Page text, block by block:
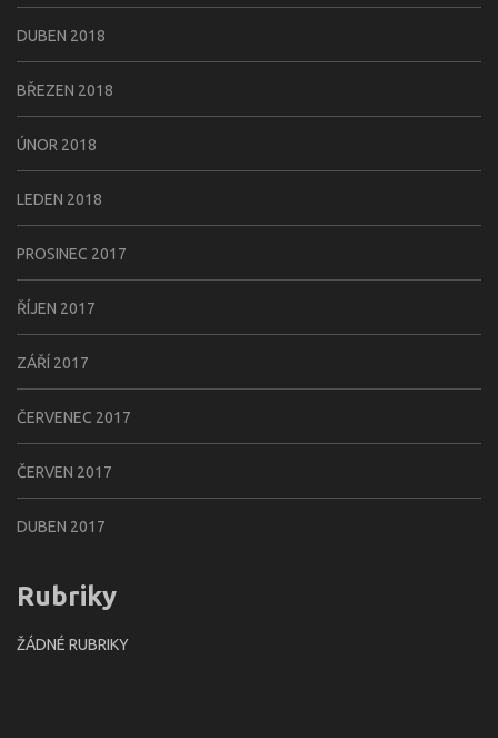
DUBEN 2018
BŘEZEN 2018
ÚNOR 2018
LEDEN 2018
PROSINEC 2017
ŘÍJEN 2017
ZÁŘÍ 2017
ČERVENEC 2017
ČERVEN 2017
DUBEN 2017
Rubriky
ŽÁDNÉ RUBRIKY